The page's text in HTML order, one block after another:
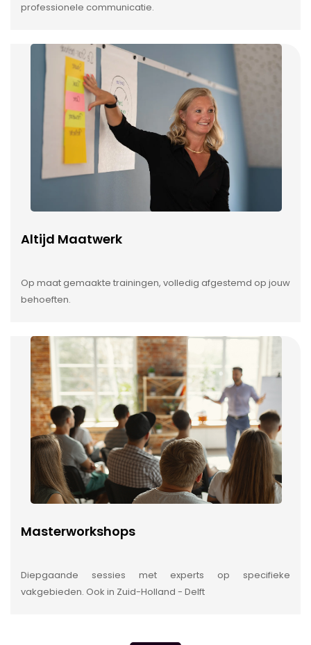
professionele communicatie.
Altijd Maatwerk
Op maat gemaakte trainingen, volledig afgestemd op jouw
behoeften.
Masterworkshops
Diepgaande sessies met experts op specifieke
vakgebieden. Ook in Zuid-Holland - Delft